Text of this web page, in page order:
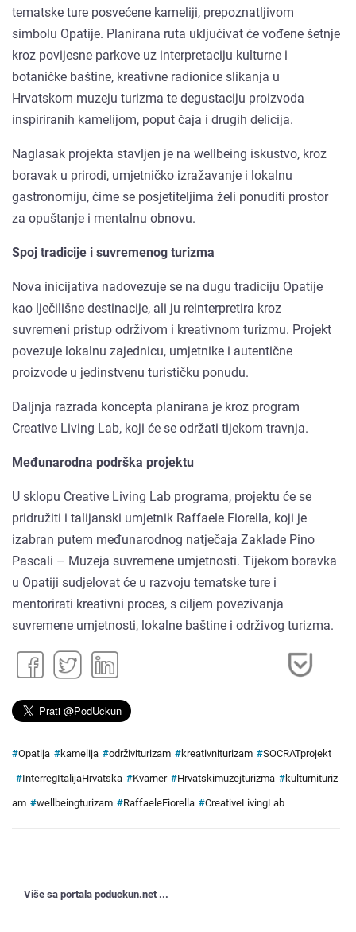
tematske ture posvećene kameliji, prepoznatljivom
simbolu Opatije. Planirana ruta uključivat će vođene šetnje
kroz povijesne parkove uz interpretaciju kulturne i
botaničke baštine, kreativne radionice slikanja u
Hrvatskom muzeju turizma te degustaciju proizvoda
inspiriranih kamelijom, poput čaja i drugih delicija.
Naglasak projekta stavljen je na wellbeing iskustvo, kroz
boravak u prirodi, umjetničko izražavanje i lokalnu
gastronomiju, čime se posjetiteljima želi ponuditi prostor
za opuštanje i mentalnu obnovu.
Spoj tradicije i suvremenog turizma
Nova inicijativa nadovezuje se na dugu tradiciju Opatije
kao lječilišne destinacije, ali ju reinterpretira kroz
suvremeni pristup održivom i kreativnom turizmu. Projekt
povezuje lokalnu zajednicu, umjetnike i autentične
proizvode u jedinstvenu turističku ponudu.
Daljnja razrada koncepta planirana je kroz program
Creative Living Lab, koji će se održati tijekom travnja.
Međunarodna podrška projektu
U sklopu Creative Living Lab programa, projektu će se
pridružiti i talijanski umjetnik Raffaele Fiorella, koji je
izabran putem međunarodnog natječaja Zaklade Pino
Pascali – Muzeja suvremene umjetnosti. Tijekom boravka
u Opatiji sudjelovat će u razvoju tematske ture i
mentorirati kreativni proces, s ciljem povezivanja
suvremene umjetnosti, lokalne baštine i održivog turizma.
#Opatija #kamelija #održiviturizam #kreativniturizam #SOCRATprojekt
#InterregItalijaHrvatska #Kvarner #Hrvatskimuzejturizma #kulturnituriz
am #wellbeingturizam #RaffaeleFiorella #CreativeLivingLab
Više sa portala poduckun.net ...